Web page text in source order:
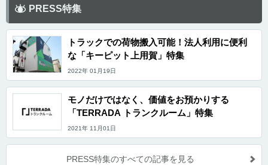
を教えてください。 「ジャストキューブ南区宮元町」の特長は蒔田駅からも徒歩2分で、
鎌倉街道に面しているという立地にあります。蒔田駅は、新横浜や関内、伊勢佐木長者
町、湘南台といったエリアを通る横浜市営地下鉄ブルーラインの駅の一つですので県内の
どこからでも便利にご利用頂けます。首都高速の花之木インターにも近く、鎌倉街道にも
面しておりますので車で荷物を運搬されるお客様でも便利にご利用頂けます。車をご利用
の場合は、鎌倉街道裏手の専用駐車場をご利用ください。 また、お客様に安心してご利用
頂けるよう力を入れており、施設入口にはセコムのロックを設置し、各区画にはダイヤル
式の鍵を設置する二重防犯システムを採用しているほか、有事の際にはセコムが駆けつけ
てくれるようになっております。また防犯カメラも3台設置しておりますので大切なお荷物
も安心して保管して頂けます。 主にどんな方がご利用されているのでしょうか？ 「ジャス
の方々にご自宅のクローゼット代わりとしてご利用頂くケースが多いです。そのため収納
されているものも、季節物の衣類や布団などが中心となります。そのほか高速道路のイン
ターチェンジにも近いため、ゴルフ道具を収納し、ゴルフの行き来の際に寄って頂いてい
ーブ南区宮元町」はお客様に安心してご利用頂くことを重要視しております。そのため出
も安心して収納頂けます。巡回も定期的に行っておりますので、清潔な施設を快適にご利
PRESS特集
トラックでの荷物搬入可能！法人利用に便利
な「キーピット上用賀」特集
2022年 01月19日
モノだけではなく、価値をお預かりする
「TERRADA トランクルーム」特集
2021年 11月01日
PRESS特集のすべての記事を見る